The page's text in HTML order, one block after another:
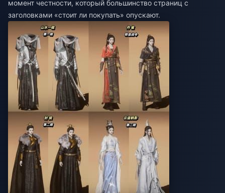
момент честности, который большинство страниц с
заголовками «стоит ли покупать» опускают.